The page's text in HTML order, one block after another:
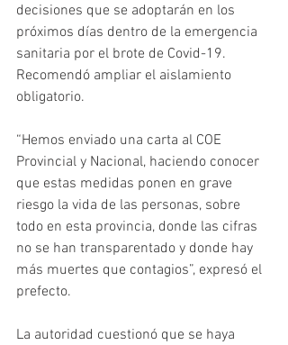
decisiones que se adoptarán en los
próximos días dentro de la emergencia
sanitaria por el brote de Covid-19.
Recomendó ampliar el aislamiento
obligatorio.
“Hemos enviado una carta al COE
Provincial y Nacional, haciendo conocer
que estas medidas ponen en grave
riesgo la vida de las personas, sobre
todo en esta provincia, donde las cifras
no se han transparentado y donde hay
más muertes que contagios”, expresó el
prefecto.
La autoridad cuestionó que se haya